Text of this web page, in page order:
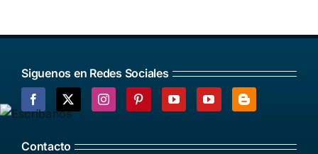
Siguenos en Redes Sociales
Facebook
X InstagramPinterestYouTubeYouTubeBlogger
Contacto